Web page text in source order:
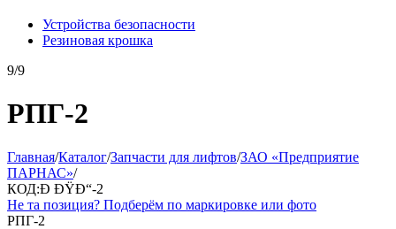
Устройства безопасности
Резиновая крошка
9/9
РПГ-2
Главная/Каталог/Запчасти для лифтов/ЗАО «Предприятие
ПАРНАС»/
КОД:Ð ÐŸÐ“-2
Не та позиция? Подберём по маркировке или фото
РПГ-2